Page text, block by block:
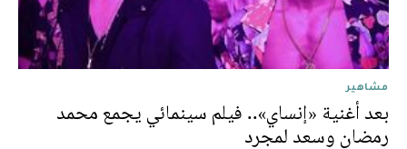
مشاهير
بعد أغنية «إنساي».. فيلم سينمائي يجمع محمد
رمضان وسعد لمجرد